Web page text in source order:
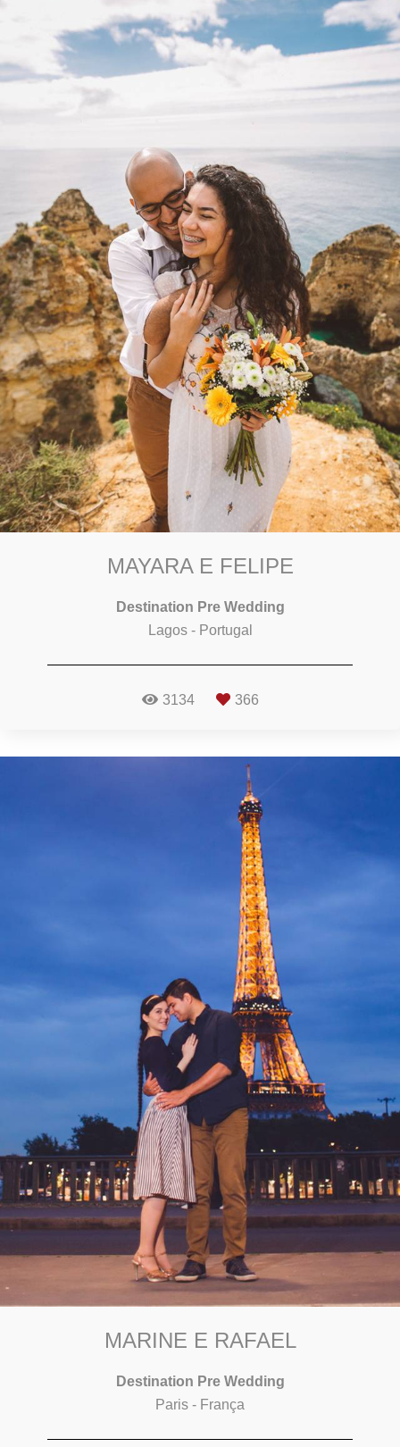
MAYARA E FELIPE
Destination Pre Wedding
Lagos - Portugal
3134 366
MARINE E RAFAEL
Destination Pre Wedding
Paris - França